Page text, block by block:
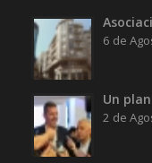
6 de
Un
2 de